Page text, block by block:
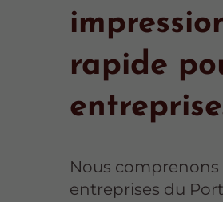
rapide
Nous
entreprises du